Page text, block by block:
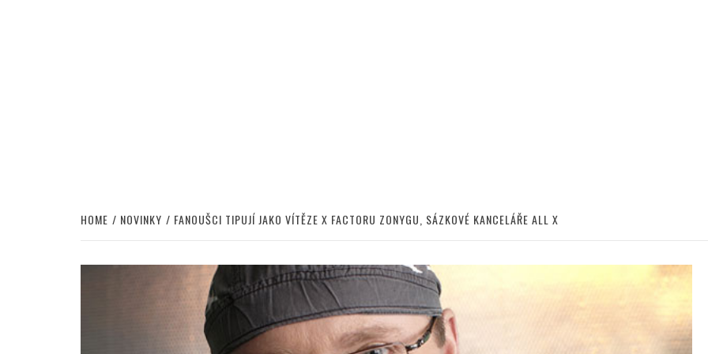
HOME NOVINKY FANOUŠCI TIPUJÍ JAKO VÍTĚZE X FACTORU ZONYGU, SÁZKOVÉ KANCELÁŘE ALL X